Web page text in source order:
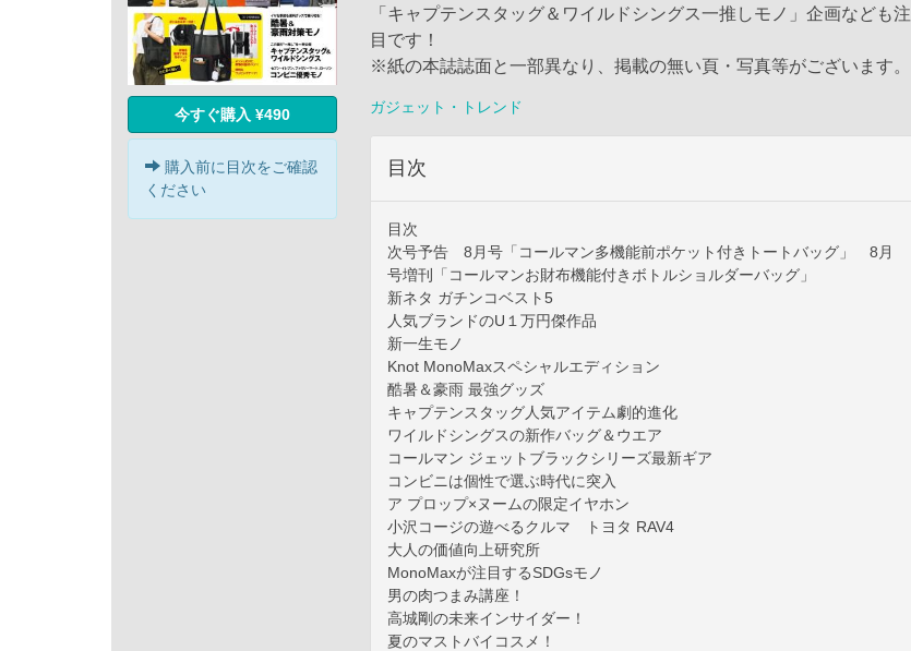
今すぐ購入 ¥490
購入前に目次をご確認
ください
「キャプテンスタッグ＆ワイルドシングス一推しモノ」企画なども注
目です！
※紙の本誌誌面と一部異なり、掲載の無い頁・写真等がございます。
ガジェット・トレンド
目次
目次
次号予告 8月号「コールマン多機能前ポケット付きトートバッグ」 8月
号増刊「コールマンお財布機能付きボトルショルダーバッグ」
新ネタ ガチンコベスト5
人気ブランドのU１万円傑作品
新一生モノ
Knot MonoMaxスペシャルエディション
酷暑＆豪雨 最強グッズ
キャプテンスタッグ人気アイテム劇的進化
ワイルドシングスの新作バッグ＆ウエア
コールマン ジェットブラックシリーズ最新ギア
コンビニは個性で選ぶ時代に突入
ア プロップ×ヌームの限定イヤホン
小沢コージの遊べるクルマ トヨタ RAV4
大人の価値向上研究所
MonoMaxが注目するSDGsモノ
男の肉つまみ講座！
高城剛の未来インサイダー！
夏のマストバイコスメ！